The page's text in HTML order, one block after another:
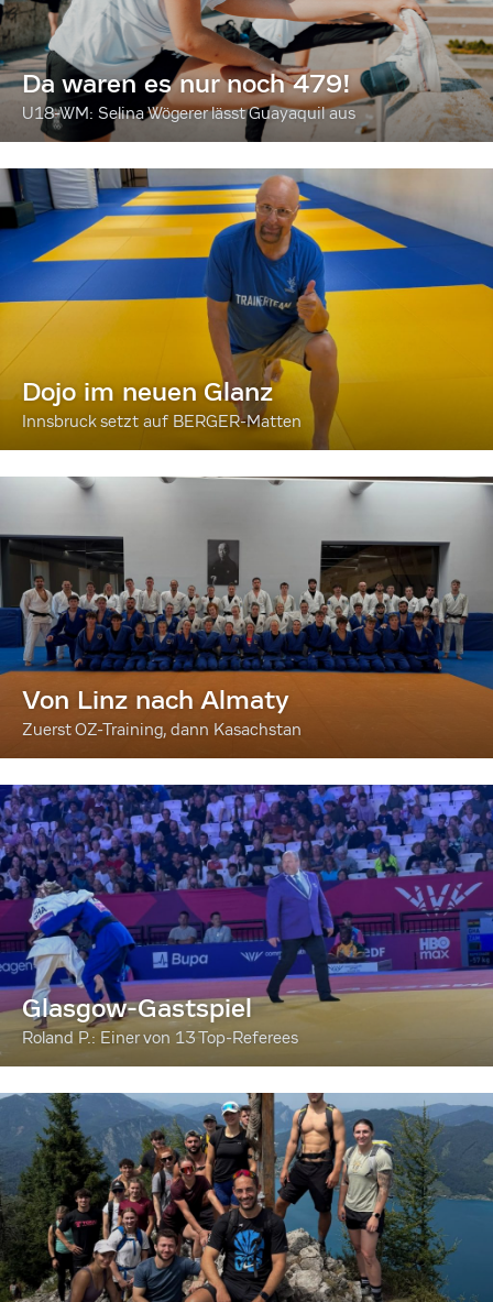
Da waren es nur noch 479!
U18-WM: Selina Wögerer lässt Guayaquil aus
Dojo im neuen Glanz
Innsbruck setzt auf BERGER-Matten
Von Linz nach Almaty
Zuerst OZ-Training, dann Kasachstan
Glasgow-Gastspiel
Roland P.: Einer von 13 Top-Referees